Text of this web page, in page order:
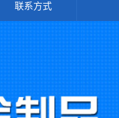
联系方式